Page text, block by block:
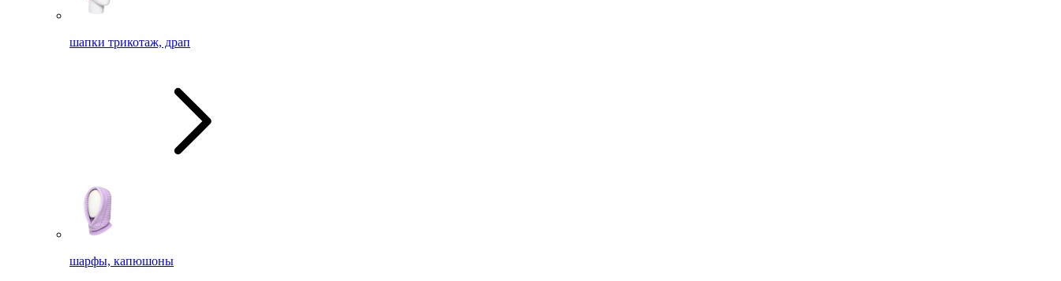
шапки трикотаж, драп
шарфы, капюшоны